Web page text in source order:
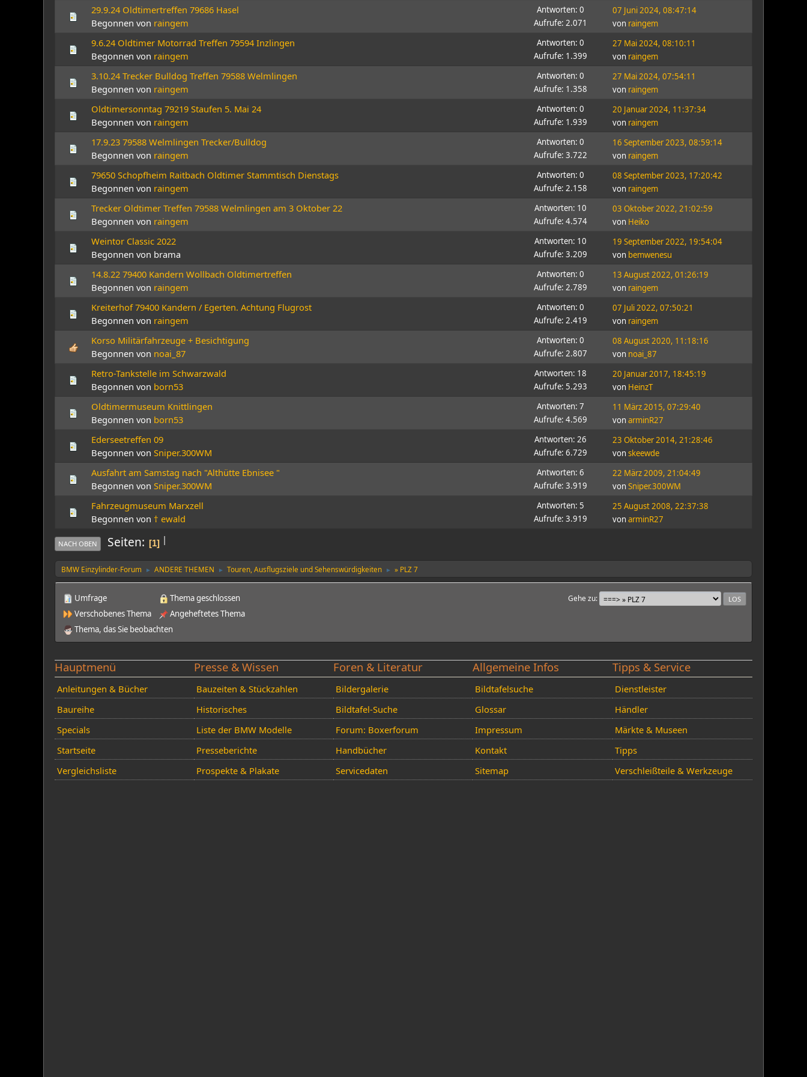
29.9.24 Oldtimertreffen 79686 Hasel
Begonnen von raingem
Antworten: 0
Aufrufe: 2.071
07 Juni 2024, 08:47:14
von raingem
9.6.24 Oldtimer Motorrad Treffen 79594 Inzlingen
Begonnen von raingem
Antworten: 0
Aufrufe: 1.399
27 Mai 2024, 08:10:11
von raingem
3.10.24 Trecker Bulldog Treffen 79588 Welmlingen
Begonnen von raingem
Antworten: 0
Aufrufe: 1.358
27 Mai 2024, 07:54:11
von raingem
Oldtimersonntag 79219 Staufen 5. Mai 24
Begonnen von raingem
Antworten: 0
Aufrufe: 1.939
20 Januar 2024, 11:37:34
von raingem
17.9.23 79588 Welmlingen Trecker/Bulldog
Begonnen von raingem
Antworten: 0
Aufrufe: 3.722
16 September 2023, 08:59:14
von raingem
79650 Schopfheim Raitbach Oldtimer Stammtisch Dienstags
Begonnen von raingem
Antworten: 0
Aufrufe: 2.158
08 September 2023, 17:20:42
von raingem
Trecker Oldtimer Treffen 79588 Welmlingen am 3 Oktober 22
Begonnen von raingem
Antworten: 10
Aufrufe: 4.574
03 Oktober 2022, 21:02:59
von Heiko
Weintor Classic 2022
Begonnen von brama
Antworten: 10
Aufrufe: 3.209
19 September 2022, 19:54:04
von bemwenesu
14.8.22 79400 Kandern Wollbach Oldtimertreffen
Begonnen von raingem
Antworten: 0
Aufrufe: 2.789
13 August 2022, 01:26:19
von raingem
Kreiterhof 79400 Kandern / Egerten. Achtung Flugrost
Begonnen von raingem
Antworten: 0
Aufrufe: 2.419
07 Juli 2022, 07:50:21
von raingem
Korso Militärfahrzeuge + Besichtigung
Begonnen von noai_87
Antworten: 0
Aufrufe: 2.807
08 August 2020, 11:18:16
von noai_87
Retro-Tankstelle im Schwarzwald
Begonnen von born53
Antworten: 18
Aufrufe: 5.293
20 Januar 2017, 18:45:19
von HeinzT
Oldtimermuseum Knittlingen
Begonnen von born53
Antworten: 7
Aufrufe: 4.569
11 März 2015, 07:29:40
von arminR27
Ederseetreffen 09
Begonnen von Sniper.300WM
Antworten: 26
Aufrufe: 6.729
23 Oktober 2014, 21:28:46
von skeewde
Ausfahrt am Samstag nach "Althütte Ebnisee "
Begonnen von Sniper.300WM
Antworten: 6
Aufrufe: 3.919
22 März 2009, 21:04:49
von Sniper.300WM
Fahrzeugmuseum Marxzell
Begonnen von † ewald
Antworten: 5
Aufrufe: 3.919
25 August 2008, 22:37:38
von arminR27
|
NACH OBEN Seiten 1
BMW Einzylinder-Forum ► ANDERE THEMEN ► Touren, Ausflugsziele und Sehenswürdigkeiten ► » PLZ 7
Gehe zu
Umfrage
Verschobenes Thema
Thema geschlossen
Angeheftetes Thema
Thema, das Sie beobachten
Hauptmenü
Anleitungen & Bücher
Baureihe
Specials
Startseite
Vergleichsliste
Presse & Wissen
Bauzeiten & Stückzahlen
Historisches
Liste der BMW Modelle
Presseberichte
Prospekte & Plakate
Foren & Literatur
Bildergalerie
Bildtafel-Suche
Forum: Boxerforum
Handbücher
Servicedaten
Allgemeine Infos
Bildtafelsuche
Glossar
Impressum
Kontakt
Sitemap
Tipps & Service
Dienstleister
Händler
Märkte & Museen
Tipps
Verschleißteile & Werkzeuge